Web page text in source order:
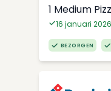
1 Medium
16 januari
BEZORGEN